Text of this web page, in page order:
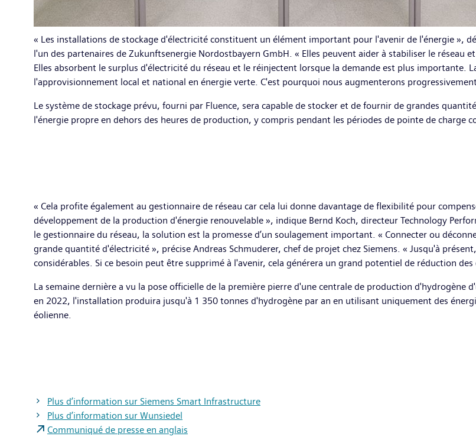
« Les installations de stockage d'électricité constituent un élément important pour l'avenir de l'énergie »,
l'un des partenaires de Zukunftsenergie Nordostbayern GmbH. « Elles peuvent aider à stabiliser le réseau
Elles absorbent le surplus d'électricité du réseau et le réinjectent lorsque la demande est plus importante.
l'approvisionnement local et national en énergie verte. C'est pourquoi nous augmenterons
Le système de stockage prévu, fourni par Fluence, sera capable de stocker et de fournir de grandes
l'énergie propre en dehors des heures de production, y compris pendant les périodes de pointe de charge
« Cela profite également au gestionnaire de réseau car cela lui donne davantage de flexibilité pour
développement de la production d'énergie renouvelable », indique Bernd Koch, directeur Technology
le gestionnaire du réseau, la solution est la promesse d’un soulagement important. « Connecter ou
grande quantité d'électricité », précise Andreas Schmuderer, chef de projet chez Siemens. « Jusqu'à
considérables. Si ce besoin peut être supprimé à l'avenir, cela générera un grand potentiel de réduction
La semaine dernière a vu la pose officielle de la première pierre d'une centrale de production d'hydrogène
en 2022, l'installation produira jusqu'à 1 350 tonnes d'hydrogène par an en utilisant uniquement des
éolienne.
Plus d’information sur Siemens Smart Infrastructure
Plus d’information sur Wunsiedel
Communiqué de presse en anglais